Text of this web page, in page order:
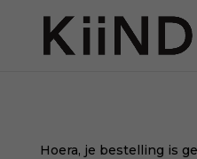
Hoera, je bestelling is